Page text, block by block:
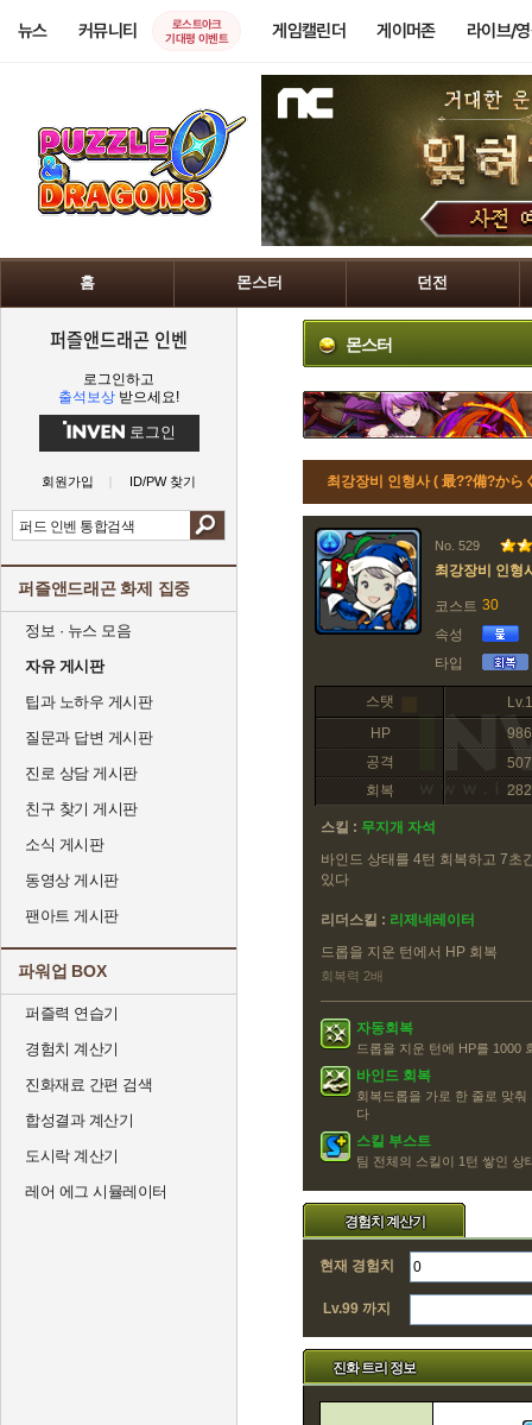
뉴스 커뮤니티
로스트아크
기대평 이벤트
게임캘린더 게이머존 라이브/
홈 몬스터 던전
퍼즐앤드래곤 인벤
로그인하고
출석보상 받으세요!
로그인
회원가입 ID/PW 찾기
퍼즐앤드래곤 화제 집중
정보 · 뉴스 모음
자유 게시판
팁과 노하우 게시판
질문과 답변 게시판
진로 상담 게시판
친구 찾기 게시판
소식 게시판
동영상 게시판
팬아트 게시판
파워업 BOX
퍼즐력 연습기
경험치 계산기
진화재료 간편 검색
합성결과 계산기
도시락 계산기
레어 에그 시뮬레이터
몬스터
최강장비 인형사 ( 最??備?から
No. 529
최강장비 인형
코스트 30
속성
타입
스탯
Lv.1
HP
986
공격
507
회복
282
스킬 : 무지개 자석
바인드 상태를 4턴 회복하고 7초
있다
리더스킬 : 리제네레이터
드롭을 지운 턴에서 HP 회복
회복력 2배
자동회복
드롭을 지운 턴에 HP를 1000
바인드 회복
회복드롭을 가로 한 줄로 맞
다
스킬 부스트
팀 전체의 스킬이 1턴 쌓인 상
경험치 계산기
현재 경험치
Lv.99 까지
진화 트리 정보